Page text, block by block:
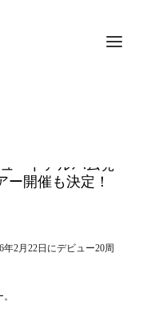
ートアルバム発
開催も決定！
2月22日にデビュー20周